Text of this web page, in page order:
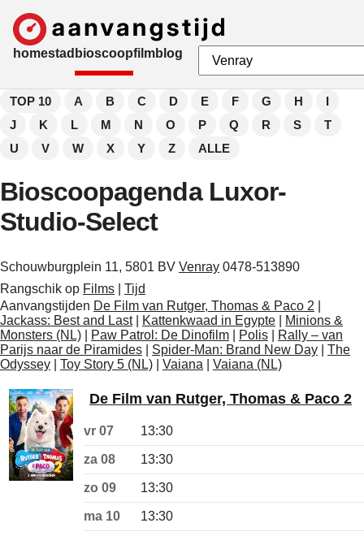
homestad bioscoopfilmblog
TOP 10 A B C D E F G H
I
J
K L M N O P Q R S
T
U
V W X Y Z ALLE
Bioscoopagenda Luxor-
Studio-Select
Schouwburgplein 11, 5801 BV Venray 0478-513890
Rangschik op Films
Tijd
Aanvangstijden De Film van Rutger, Thomas & Paco 2
Jackass: Best and Last| Kattenkwaad in Egypte
Minions &
Monsters (NL)
Paw Patrol: De Dinofilm Polis
Rally – van
Parijs naar de Piramides
Spider-Man: Brand New Day
The
Odyssey
Toy Story 5 (NL) Vaiana Vaiana (NL)
De Film van Rutger, Thomas & Paco 2
vr 07 13:30
za 08 13:30
zo 09 13:30
ma 10 13:30